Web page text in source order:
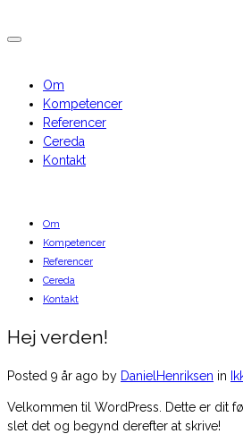
Om
Kompetencer
Referencer
Cereda
Kontakt
Om
Kompetencer
Referencer
Cereda
Kontakt
Hej verden!
Posted 9 år ago by DanielHenriksen in
Velkommen til WordPress. Dette er dit
slet det og begynd derefter at skrive!